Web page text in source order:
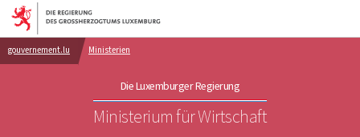
Zur Hauptnavigation
Zum Inhalt
gouvernement.lu Ministerien
Die Luxemburger Regierung
Ministerium für Wirtschaft